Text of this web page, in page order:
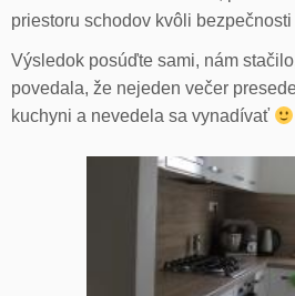
priestoru schodov kvôli
Výsledok posúďte sami, nám
povedala, že nejeden večer
kuchyni a nevedela sa vynadívať